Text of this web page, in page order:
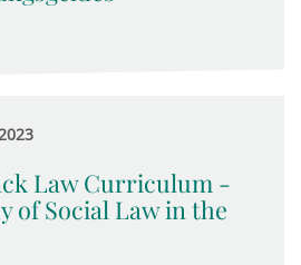
Law Curriculum -
of Social Law in the